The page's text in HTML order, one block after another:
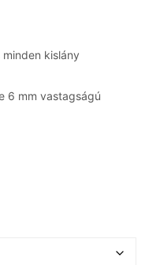
kislány
6 mm vastagságú